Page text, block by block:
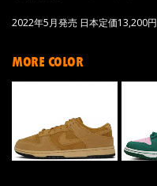
2022年5月発売 日本定価13,200円
MORE COLOR